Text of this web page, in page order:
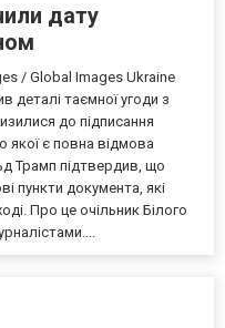
дату
/ Global Images Ukraine
деталі таємної угоди з
до підписання
є повна відмова
Трамп підтвердив, що
пункти документа, які
Про це очільник Білого